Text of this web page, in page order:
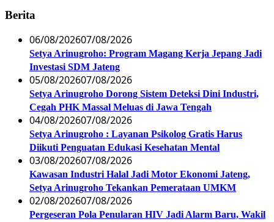
Berita
06/08/202607/08/2026
Setya Arinugroho: Program Magang Kerja Jepang Jadi
Investasi SDM Jateng
05/08/202607/08/2026
Setya Arinugroho Dorong Sistem Deteksi Dini Industri,
Cegah PHK Massal Meluas di Jawa Tengah
04/08/202607/08/2026
Setya Arinugroho : Layanan Psikolog Gratis Harus
Diikuti Penguatan Edukasi Kesehatan Mental
03/08/202607/08/2026
Kawasan Industri Halal Jadi Motor Ekonomi Jateng,
Setya Arinugroho Tekankan Pemerataan UMKM
02/08/202607/08/2026
Pergeseran Pola Penularan HIV Jadi Alarm Baru, Wakil